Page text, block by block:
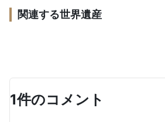
ゲ
ョ
ン
関連する世界遺産
飛鳥・藤原の宮都とは？2026年世界
の構成資産と登録理由
王立展示館とカールトン庭園とは？
1件のコメント